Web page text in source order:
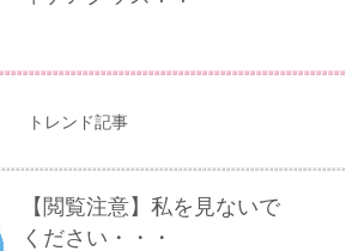
トレンド記事
【閲覧注意】私を見ないで
ください・・・